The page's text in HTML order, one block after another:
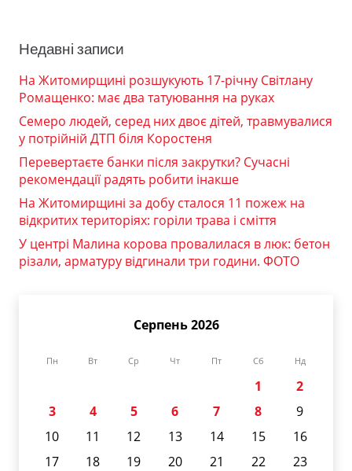
Недавні записи
На Житомирщині розшукують 17-річну Світлану
Ромащенко: має два татуювання на руках
Семеро людей, серед них двоє дітей, травмувалися
у потрійній ДТП біля Коростеня
Перевертаєте банки після закрутки? Сучасні
рекомендації радять робити інакше
На Житомирщині за добу сталося 11 пожеж на
відкритих територіях: горіли трава і сміття
У центрі Малина корова провалилася в люк: бетон
різали, арматуру відгинали три години. ФОТО
Серпень 2026
Пн Вт Ср Чт Пт Сб Нд
1
2
3
4 5 6 7 8
9
10
11 12 13 14 15
16
17
18 19 20 21 22
23